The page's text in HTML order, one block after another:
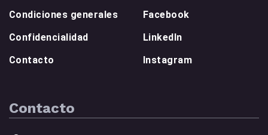
Condiciones generales
Confidencialidad
Contacto
Facebook
LinkedIn
Instagram
Contacto